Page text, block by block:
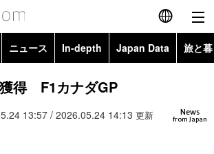
English
繁體字
ニュース In-depth Japan Data 旅と
Images
得 F1カナダGP
News
from Japan
13:57 / 2026.05.24 14:13 更新